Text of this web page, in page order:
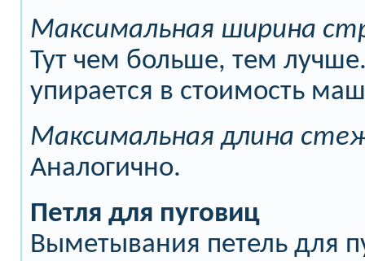
Максимальная ширина
Тут чем больше, тем
упирается в стоимость
Максимальная длина
Аналогично.
Петля для пуговиц
Выметывания петель для